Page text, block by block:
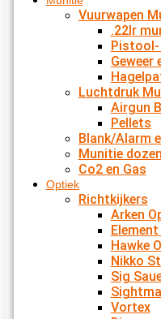
Vuurwapen
.22lr
Pistool-
Geweer
Luchtdruk
Airgun
Pellets
Blank/Alarm
Munitie
Co2 en Gas
Optiek
Richtkijkers
Arken
Hawke
Nikko
Sig
Vortex